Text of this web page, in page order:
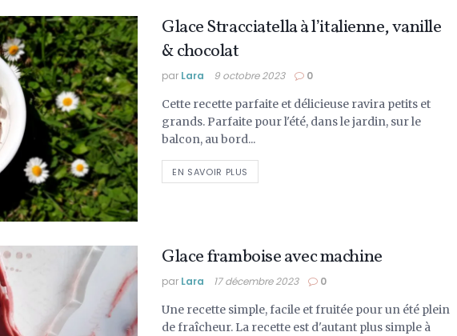
Glace Stracciatella à l’italienne, vanille
& chocolat
par Lara 9 octobre 2023 0
Cette recette parfaite et délicieuse ravira petits et
grands. Parfaite pour l'été, dans le jardin, sur le
balcon, au bord...
EN SAVOIR PLUS
Glace framboise avec machine
par Lara 17 décembre 2023 0
Une recette simple, facile et fruitée pour un été plein
de fraîcheur. La recette est d'autant plus simple à